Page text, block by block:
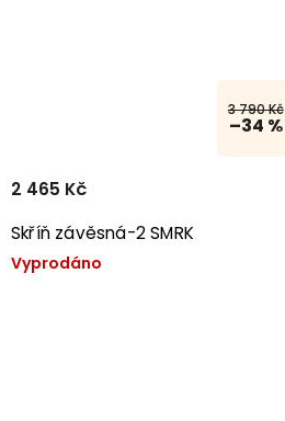
3 790 Kč
–34 %
Skříň závěsná-2 SMRK
Vyprodáno
2 465 Kč